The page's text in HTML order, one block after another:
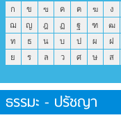
ก ข ฃ ค ฅ ฆ ง
ฌ
ญ ฎ ฏ ฐ ฑ ฒ
ท
ธ น บ ป ผ ฝ
ย
ร ล ว ศ ษ ส
ธรรมะ - ปรัชญา